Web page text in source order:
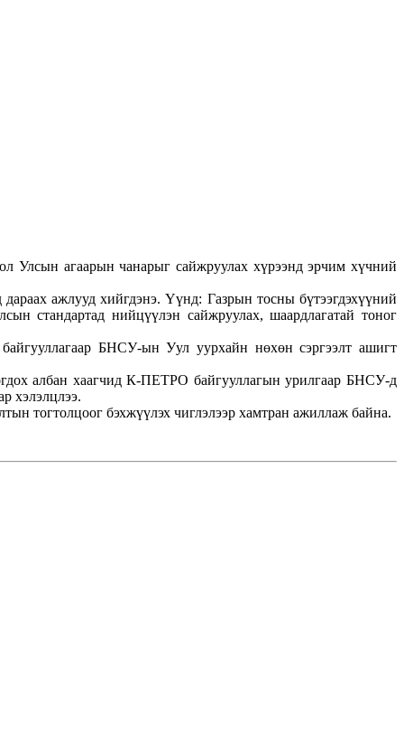
агаарын чанарыг сайжруулах хүрээнд эрчим хүчний
ажлууд хийгдэнэ. Үүнд: Газрын тосны бүтээгдэхүүний
стандартад нийцүүлэн сайжруулах, шаардлагатай тоног
БНСУ-ын Уул уурхайн нөхөн сэргээлт ашигт
албан хаагчид К-ПЕТРО байгууллагын урилгаар БНСУ-д
хэлэлцлээ.
тогтолцоог бэхжүүлэх чиглэлээр хамтран ажиллаж байна.